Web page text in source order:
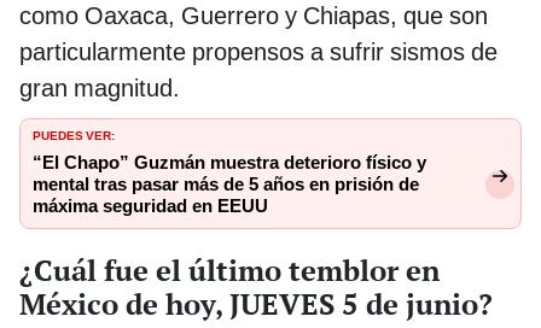
como Oaxaca, Guerrero y Chiapas, que son
particularmente propensos a sufrir sismos de
gran magnitud.
PUEDES VER:
“El Chapo” Guzmán muestra deterioro físico y
mental tras pasar más de 5 años en prisión de
máxima seguridad en EEUU
¿Cuál fue el último temblor en
México de hoy, JUEVES 5 de junio?